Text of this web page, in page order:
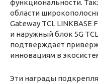
функциональности.
области
Gateway TCL LINKBASE
и наружный блок 5G
подтверждает
инновациям в
Эти награды